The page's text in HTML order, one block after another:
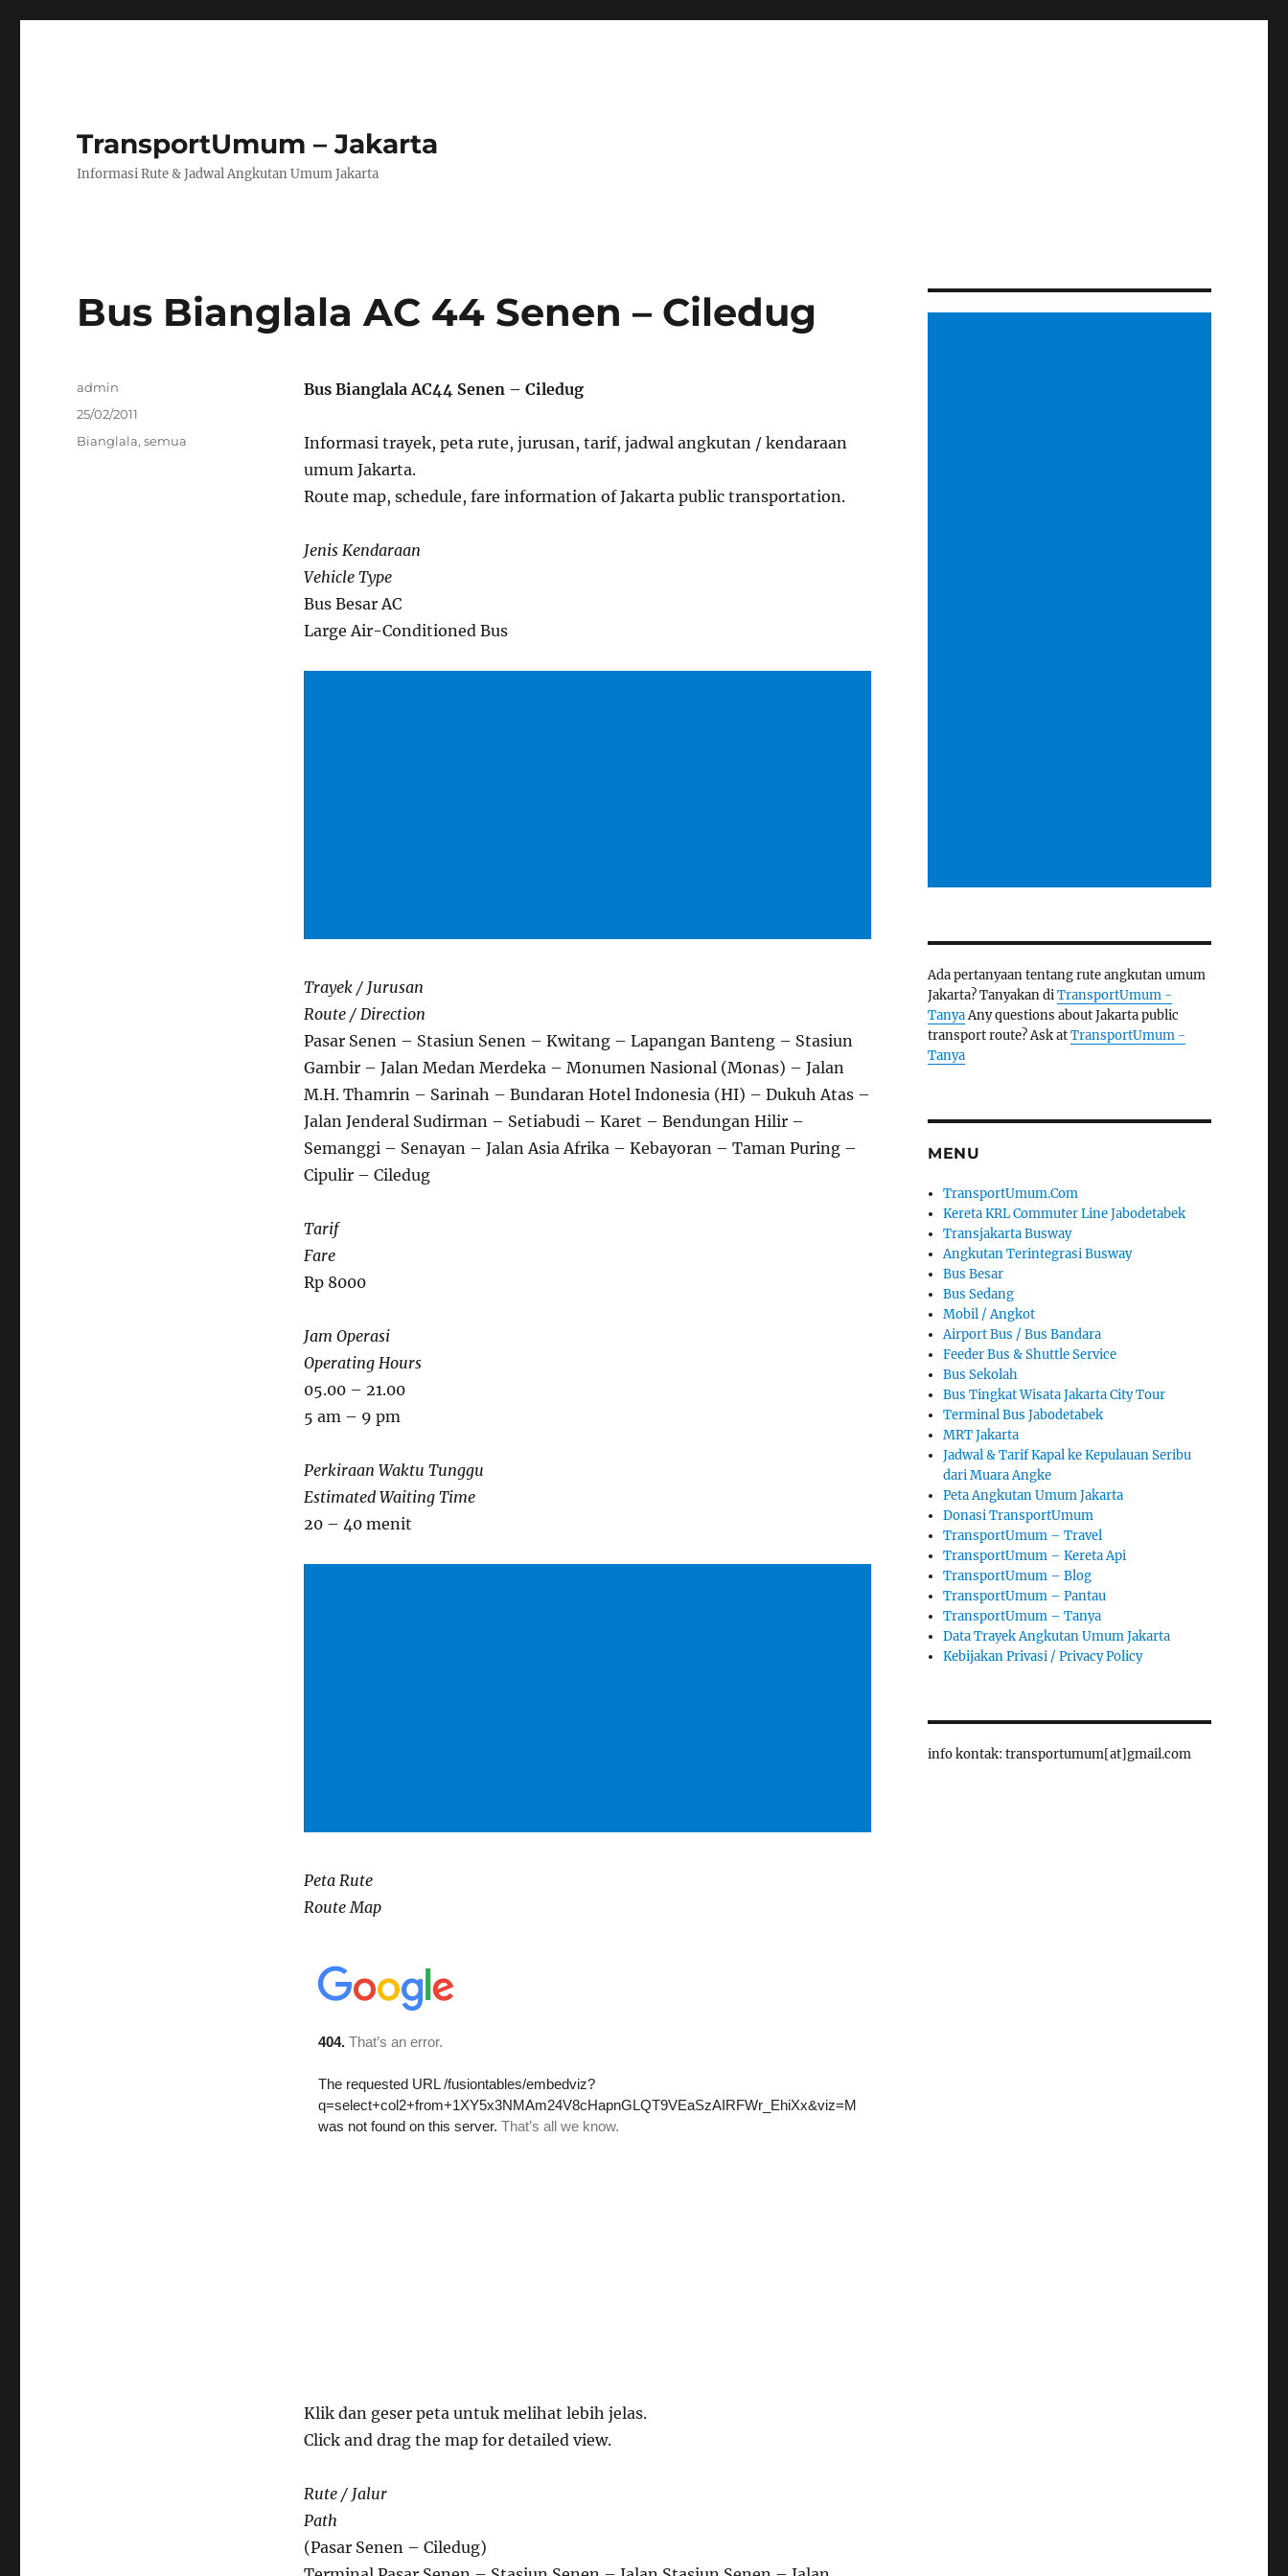
TransportUmum – Jakarta
Informasi Rute & Jadwal Angkutan Umum Jakarta
Bus Bianglala AC 44 Senen – Ciledug
Bus Bianglala AC44 Senen – Ciledug
Informasi trayek, peta rute, jurusan, tarif, jadwal angkutan / kendaraan
umum Jakarta.
Route map, schedule, fare information of Jakarta public transportation.
Jenis Kendaraan
Vehicle Type
Bus Besar AC
Large Air-Conditioned Bus
Trayek / Jurusan
Route / Direction
Pasar Senen – Stasiun Senen – Kwitang – Lapangan Banteng – Stasiun
Gambir – Jalan Medan Merdeka – Monumen Nasional (Monas) – Jalan
M.H. Thamrin – Sarinah – Bundaran Hotel Indonesia (HI) – Dukuh Atas –
Jalan Jenderal Sudirman – Setiabudi – Karet – Bendungan Hilir –
Semanggi – Senayan – Jalan Asia Afrika – Kebayoran – Taman Puring –
Cipulir – Ciledug
Tarif
Fare
Rp 8000
Jam Operasi
Operating Hours
05.00 – 21.00
5 am – 9 pm
Perkiraan Waktu Tunggu
Estimated Waiting Time
20 – 40 menit
Peta Rute
Route Map
Klik dan geser peta untuk melihat lebih jelas.
Click and drag the map for detailed view.
Rute / Jalur
Path
(Pasar Senen – Ciledug)
Author
admin
Posted
on
25/02/2011
Categories
Bianglala,semua
Ada pertanyaan tentang rute angkutan umum
Jakarta? Tanyakan diTransportUmum -
TanyaAny questions about Jakarta public
transport route? Ask atTransportUmum -
Tanya
MENU
TransportUmum.Com
Kereta KRL Commuter Line Jabodetabek
Transjakarta Busway
Angkutan Terintegrasi Busway
Bus Besar
Bus Sedang
Mobil / Angkot
Airport Bus / Bus Bandara
Feeder Bus & Shuttle Service
Bus Sekolah
Bus Tingkat Wisata Jakarta City Tour
Terminal Bus Jabodetabek
MRT Jakarta
Jadwal & Tarif Kapal ke Kepulauan Seribu
dari Muara Angke
Peta Angkutan Umum Jakarta
Donasi TransportUmum
TransportUmum – Travel
TransportUmum – Kereta Api
TransportUmum – Blog
TransportUmum – Pantau
TransportUmum – Tanya
Data Trayek Angkutan Umum Jakarta
Kebijakan Privasi / Privacy Policy
info kontak: transportumum[at]gmail.com